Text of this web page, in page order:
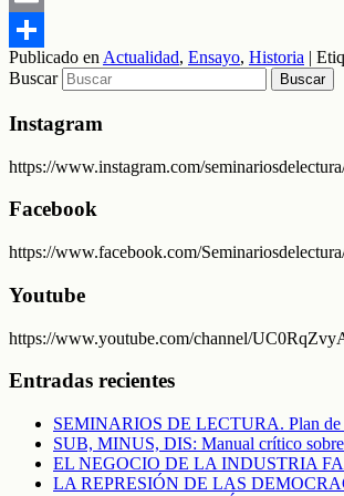
Email
Compartir
Publicado en Actualidad, Ensayo, Historia |
Buscar
Instagram
https://www.instagram.com/
Facebook
https://www.facebook.com/
Youtube
https://www.youtube.com/channel/
Entradas recientes
SEMINARIOS DE LECTURA. Plan de
SUB, MINUS, DIS: Manual crítico sobre
EL NEGOCIO DE LA INDUSTRIA
LA REPRESIÓN DE LAS